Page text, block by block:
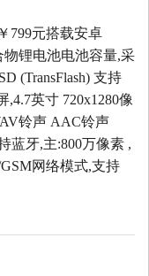
799元搭载安卓
物锂电池电池容量,采
(TransFlash) 支持
英寸 720x1280像
铃声 AAC铃声
蓝牙,主:800万像素 ,
网络模式,支持